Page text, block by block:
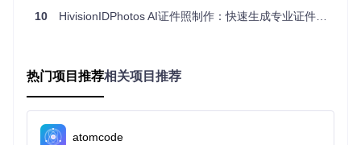
1. 日常证件照制作（平衡需求）
推荐模型：Hivision ModNet
性能基准
10 HivisionIDPhotos AI证件照制作：快速生成专业证件照的完整指南
热门项目推荐相关项目推荐
atomcode